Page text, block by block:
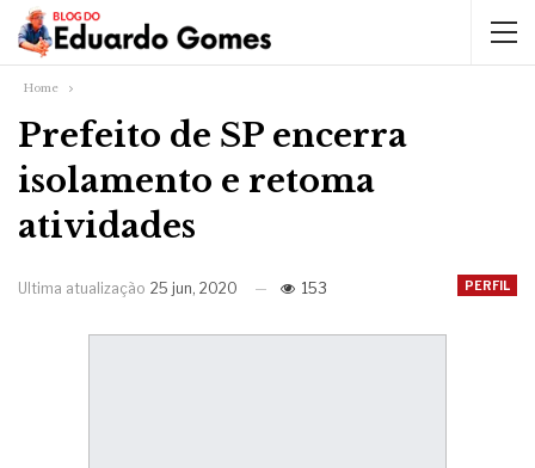
Home
Prefeito de SP encerra
isolamento e retoma
atividades
PERFIL
Ultima atualização 25 jun, 2020 153